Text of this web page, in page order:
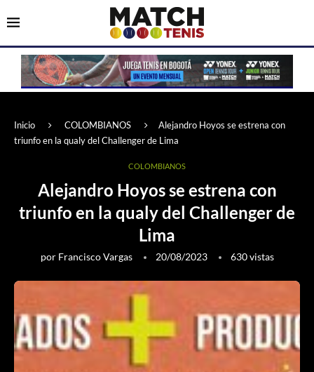
Inicio COLOMBIANOS
Alejandro Hoyos se estrena con
triunfo en la qualy del Challenger de Lima
COLOMBIANOS
Alejandro Hoyos se estrena con
triunfo en la qualy del Challenger de
Lima
por Francisco Vargas 20/08/2023 630vistas